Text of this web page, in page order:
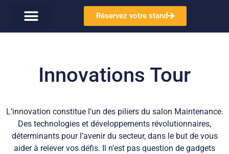
Réservez votre stand
Innovations Tour
L’innovation constitue l’un des piliers du salon Maintenance.
Des technologies et développements révolutionnaires,
déterminants pour l’avenir du secteur, dans le but de vous
aider à relever vos défis. Il n’est pas question de gadgets